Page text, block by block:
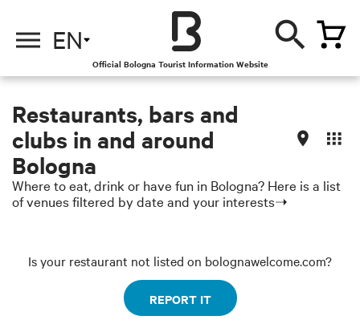
EN
Official Bologna Tourist Information Website
Restaurants, bars and
clubs in and around
Bologna
Where to eat, drink or have fun in Bologna? Here is a list
of venues filtered by date and your interests➝
Is your restaurant not listed on bolognawelcome.com?
REPORT IT